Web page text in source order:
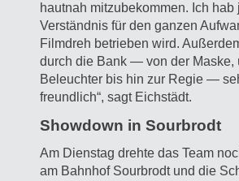
hautnah mitzubekommen. Ich hab
Verständnis für den ganzen
Filmdreh betrieben wird.
durch die Bank — von der Maske,
Beleuchter bis hin zur Regie —
freundlich“, sagt Eichstädt.
Showdown in Sourbrodt
Am Dienstag drehte das Team
am Bahnhof Sourbrodt und die